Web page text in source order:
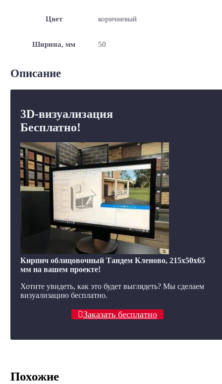
Цвет коричневый
Ширина, мм 50
Описание
3D-визуализация
Бесплатно!
Кирпич облицовочный Тандем Кленово, 215x50x65
мм на вашем проекте!
Хотите увидеть, как это будет выглядеть? Мы сделаем
визуализацию бесплатно.
Заказать бесплатно
Похожие